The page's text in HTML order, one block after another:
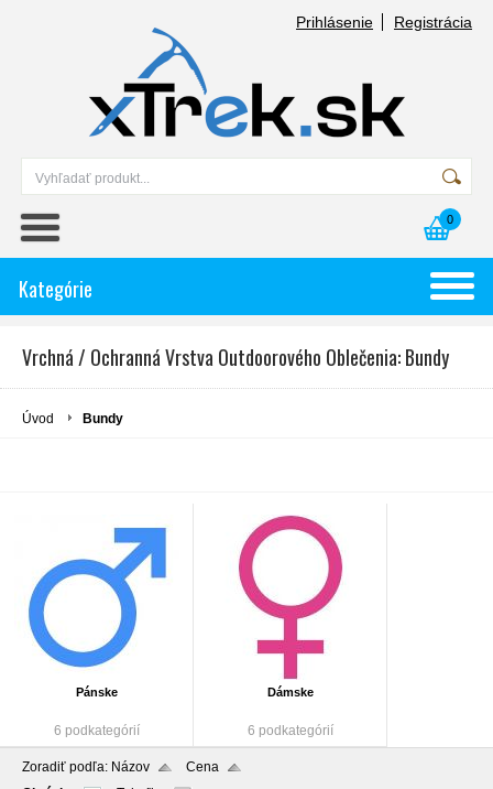
Prihlásenie Registrácia
0
Kategórie
Vrchná / Ochranná Vrstva Outdoorového Oblečenia: Bundy
Úvod Bundy
Pánske
6 podkategórií
Dámske
6 podkategórií
Zoradiť podľa: Názov
Cena